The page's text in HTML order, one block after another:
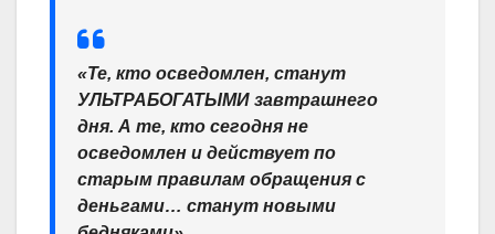
«Те, кто осведомлен, станут
УЛЬТРАБОГАТЫМИ завтрашнего
дня. А те, кто сегодня не
осведомлен и действует по
старым правилам обращения с
деньгами… станут новыми